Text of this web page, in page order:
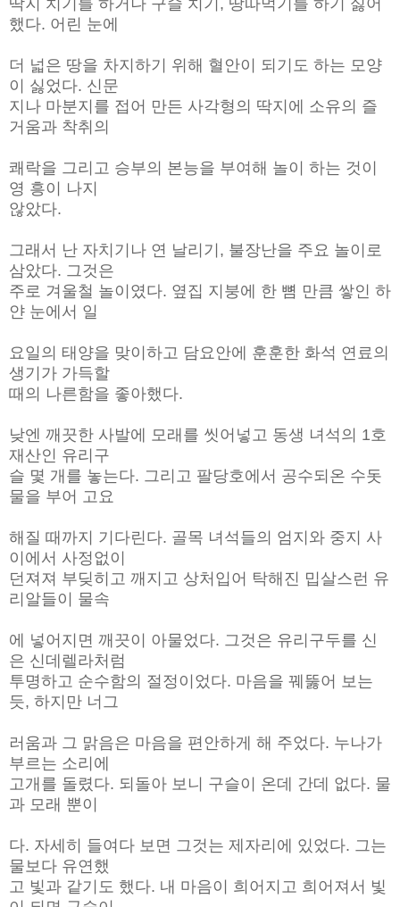
했다. 어린 눈에
더 넓은 땅을 차지하기 위해 혈안이 되기도 하는 모양
이 싫었다. 신문
지나 마분지를 접어 만든 사각형의 딱지에 소유의 즐
거움과 착취의
쾌락을 그리고 승부의 본능을 부여해 놀이 하는 것이
영 흥이 나지
않았다.
그래서 난 자치기나 연 날리기, 불장난을 주요 놀이로
삼았다. 그것은
주로 겨울철 놀이였다. 옆집 지붕에 한 뼘 만큼 쌓인 하
얀 눈에서 일
요일의 태양을 맞이하고 담요안에 훈훈한 화석 연료의
생기가 가득할
때의 나른함을 좋아했다.
낮엔 깨끗한 사발에 모래를 씻어넣고 동생 녀석의 1호
재산인 유리구
슬 몇 개를 놓는다. 그리고 팔당호에서 공수되온 수돗
물을 부어 고요
해질 때까지 기다린다. 골목 녀석들의 엄지와 중지 사
이에서 사정없이
던져져 부딪히고 깨지고 상처입어 탁해진 밉살스런 유
리알들이 물속
에 넣어지면 깨끗이 아물었다. 그것은 유리구두를 신
은 신데렐라처럼
투명하고 순수함의 절정이었다. 마음을 꿰뚫어 보는
듯, 하지만 너그
러움과 그 맑음은 마음을 편안하게 해 주었다. 누나가
부르는 소리에
고개를 돌렸다. 되돌아 보니 구슬이 온데 간데 없다. 물
과 모래 뿐이
다. 자세히 들여다 보면 그것는 제자리에 있었다. 그는
물보다 유연했
고 빛과 같기도 했다. 내 마음이 희어지고 희어져서 빛